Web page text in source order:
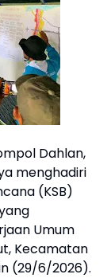
Dahlan,
menghadiri
(KSB)
Umum
Kecamatan
(29/6/2026).